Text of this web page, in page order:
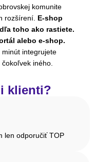
komunite
rozšírení. E-shop
toho ako rastiete.
alebo e-shop.
integrujete
iného.
klienti?
len odporučiť TOP